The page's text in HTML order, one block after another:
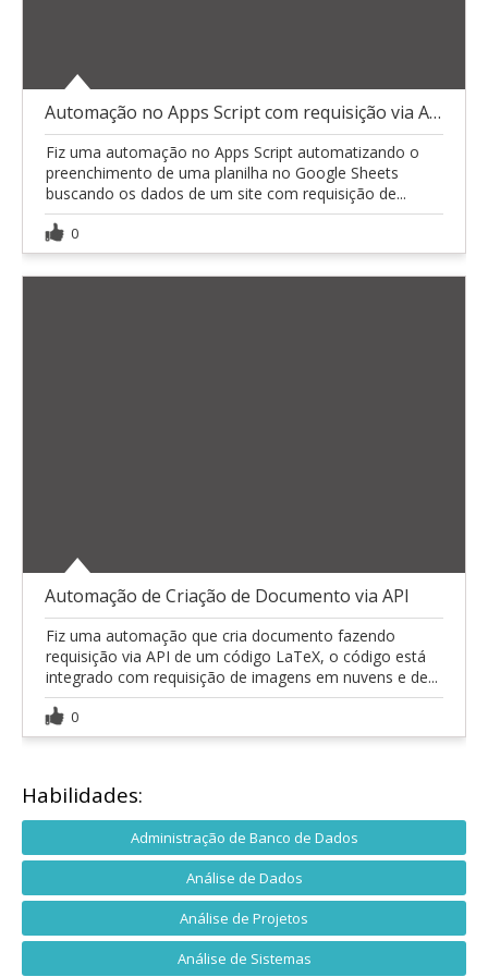
Automação no Apps Script com requisição via API
Fiz uma automação no Apps Script automatizando o
preenchimento de uma planilha no Google Sheets
buscando os dados de um site com requisição de...
0
Automação de Criação de Documento via API
Fiz uma automação que cria documento fazendo
requisição via API de um código LaTeX, o código está
integrado com requisição de imagens em nuvens e de...
0
Habilidades:
Administração de Banco de Dados
Análise de Dados
Análise de Projetos
Análise de Sistemas